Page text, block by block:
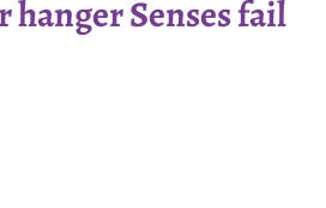
hanger Senses fail